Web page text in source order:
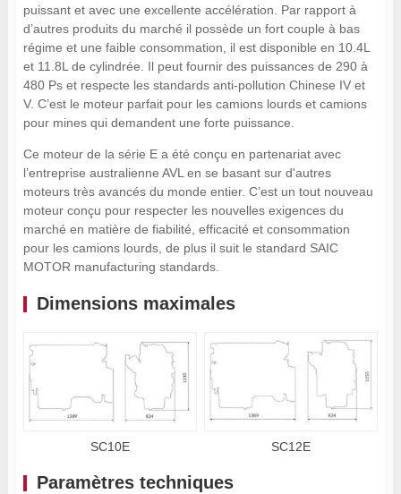
puissant et avec une excellente accélération. Par rapport à
d’autres produits du marché il possède un fort couple à bas
régime et une faible consommation, il est disponible en 10.4L
et 11.8L de cylindrée. Il peut fournir des puissances de 290 à
480 Ps et respecte les standards anti-pollution Chinese IV et
V. C’est le moteur parfait pour les camions lourds et camions
pour mines qui demandent une forte puissance.
Ce moteur de la série E a été conçu en partenariat avec
l’entreprise australienne AVL en se basant sur d'autres
moteurs très avancés du monde entier. C’est un tout nouveau
moteur conçu pour respecter les nouvelles exigences du
marché en matière de fiabilité, efficacité et consommation
pour les camions lourds, de plus il suit le standard SAIC
MOTOR manufacturing standards.
Dimensions maximales
SC10E SC12E
Paramètres techniques